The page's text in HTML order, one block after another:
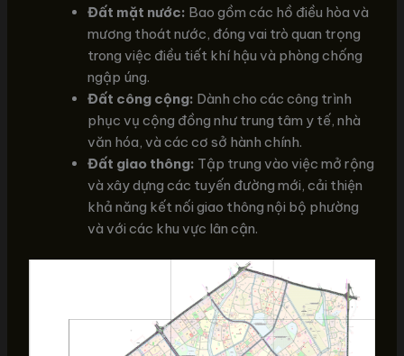
Đất mặt nước: Bao gồm các hồ điều hòa và
mương thoát nước, đóng vai trò quan trọng
trong việc điều tiết khí hậu và phòng chống
ngập úng.
Đất công cộng: Dành cho các công trình
phục vụ cộng đồng như trung tâm y tế, nhà
văn hóa, và các cơ sở hành chính.
Đất giao thông: Tập trung vào việc mở rộng
và xây dựng các tuyến đường mới, cải thiện
khả năng kết nối giao thông nội bộ phường
và với các khu vực lân cận.